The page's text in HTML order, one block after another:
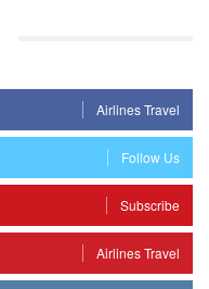
Airlines Travel
Follow Us
Subscribe
Airlines Travel